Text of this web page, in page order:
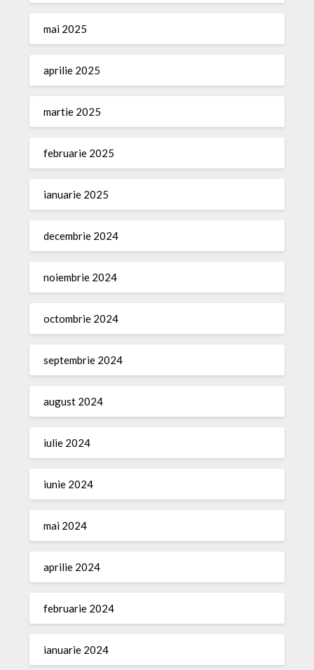
mai 2025
aprilie 2025
martie 2025
februarie 2025
ianuarie 2025
decembrie 2024
noiembrie 2024
octombrie 2024
septembrie 2024
august 2024
iulie 2024
iunie 2024
mai 2024
aprilie 2024
februarie 2024
ianuarie 2024